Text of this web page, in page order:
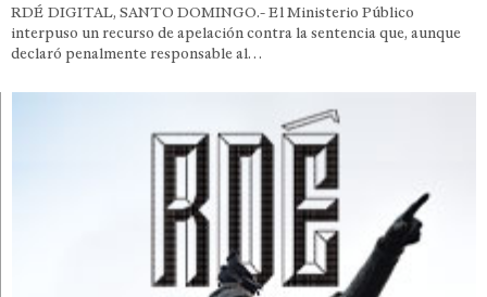
RDÉ DIGITAL, SANTO DOMINGO.- El Ministerio Público
interpuso un recurso de apelación contra la sentencia que, aunque
declaró penalmente responsable al…